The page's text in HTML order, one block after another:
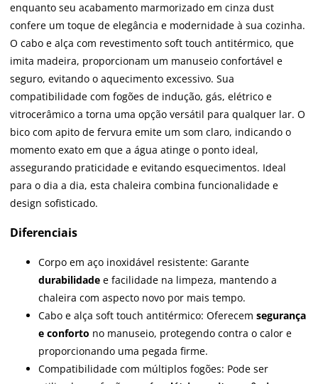
enquanto seu acabamento marmorizado em cinza dust
confere um toque de elegância e modernidade à sua cozinha.
O cabo e alça com revestimento soft touch antitérmico, que
imita madeira, proporcionam um manuseio confortável e
seguro, evitando o aquecimento excessivo. Sua
compatibilidade com fogões de indução, gás, elétrico e
vitrocerâmico a torna uma opção versátil para qualquer lar. O
bico com apito de fervura emite um som claro, indicando o
momento exato em que a água atinge o ponto ideal,
assegurando praticidade e evitando esquecimentos. Ideal
para o dia a dia, esta chaleira combina funcionalidade e
design sofisticado.
Diferenciais
Corpo em aço inoxidável resistente: Garante
durabilidade e facilidade na limpeza, mantendo a
chaleira com aspecto novo por mais tempo.
Cabo e alça soft touch antitérmico: Oferecem segurança
e conforto no manuseio, protegendo contra o calor e
proporcionando uma pegada firme.
Compatibilidade com múltiplos fogões: Pode ser